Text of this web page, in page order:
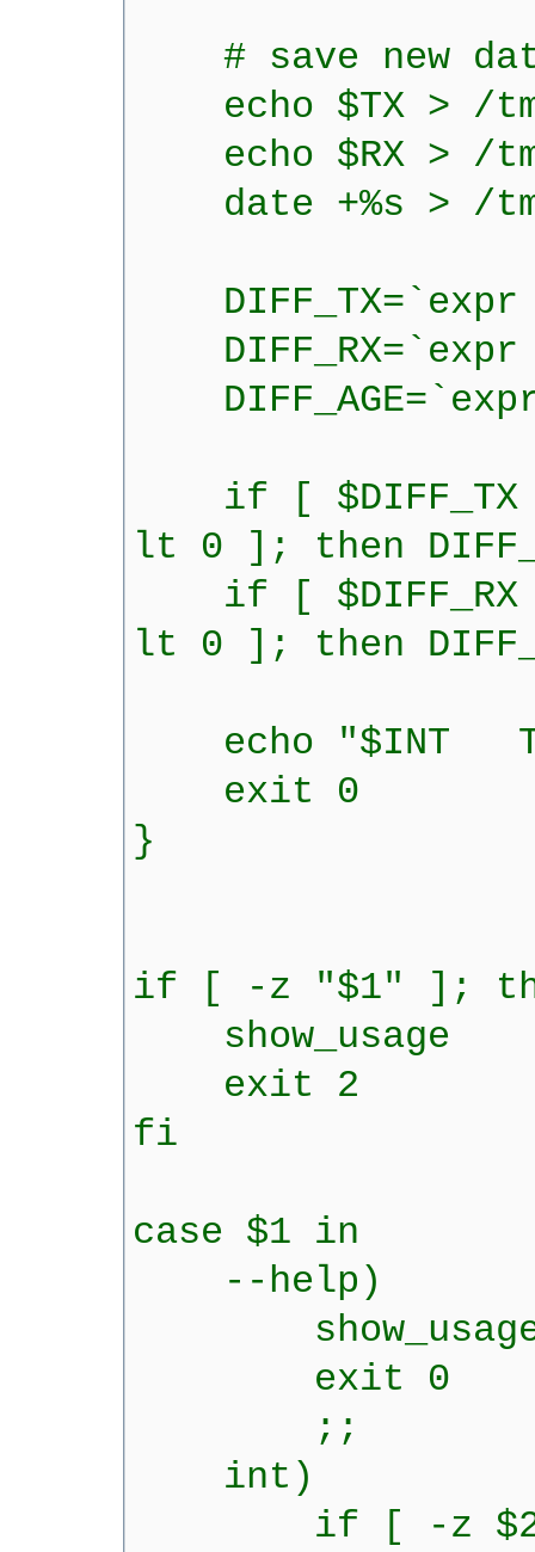
# save new
echo $TX > /
echo $RX > /
date +%s > /
DIFF_TX=`expr
DIFF_RX=`expr
if [ $DIFF_TX
lt 0 ]; then
if [ $DIFF_RX
lt 0 ]; then
echo "$INT TX:
exit 0
}
if [ -z "$1" ];
show_usage
exit 2
fi
case $1 in
--help)
exit 0
;;
int)
if [ -z $2